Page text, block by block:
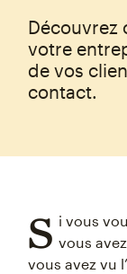
Découvrez
votre
de vos
contact.
S i vous
vous
vous avez vu